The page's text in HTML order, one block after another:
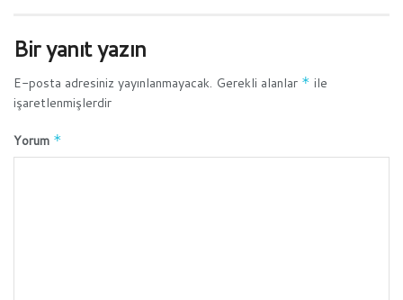
Bir yanıt yazın
E-posta adresiniz yayınlanmayacak. Gerekli alanlar * ile
işaretlenmişlerdir
Yorum *